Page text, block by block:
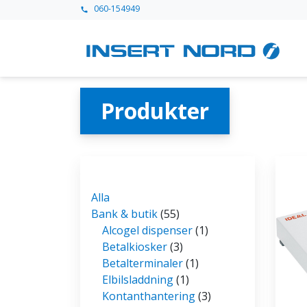
call 060-154949
Produkter
Alla
Bank & butik(55)
Alcogel dispenser(1)
Betalkiosker(3)
Betalterminaler(1)
Elbilsladdning(1)
Kontanthantering(3)